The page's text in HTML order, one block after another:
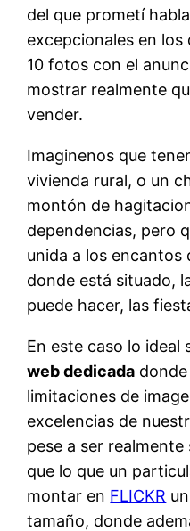
del que prometí
excepcionales en
10 fotos con el
mostrar realmente
vender.
Imaginenos que
vivienda rural, o un
montón de
dependencias, pero
unida a los encantos
donde está situado,
puede hacer, las
En este caso lo ideal
web dedicada
limitaciones de
excelencias de
pese a ser realmente
que lo que un
montar en FLICKR
tamaño, donde